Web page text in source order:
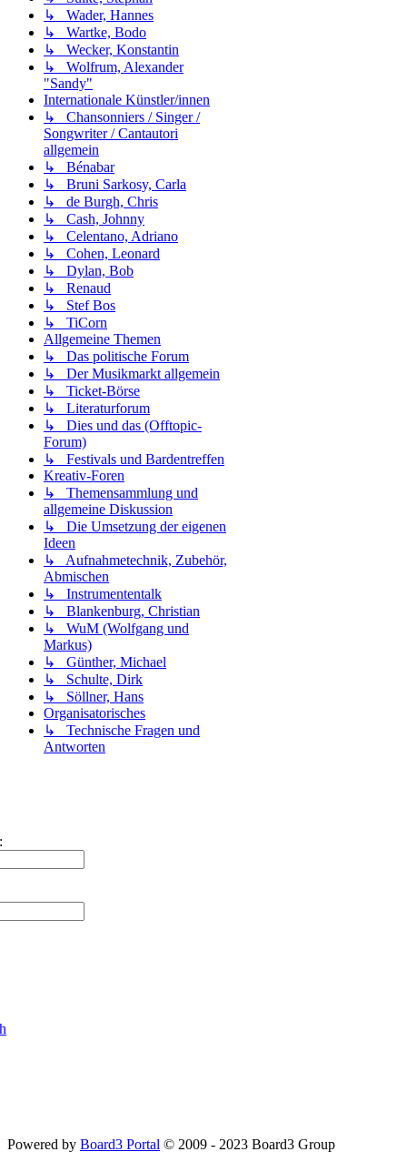
↳ Wader, Hannes
↳ Wartke, Bodo
↳ Wecker, Konstantin
↳ Wolfrum, Alexander
"Sandy"
Internationale Künstler/innen
↳ Chansonniers / Singer /
Songwriter / Cantautori
allgemein
↳ Bénabar
↳ Bruni Sarkosy, Carla
↳ de Burgh, Chris
↳ Cash, Johnny
↳ Celentano, Adriano
↳ Cohen, Leonard
↳ Dylan, Bob
↳ Renaud
↳ Stef Bos
↳ TiCorn
Allgemeine Themen
↳ Das politische Forum
↳ Der Musikmarkt allgemein
↳ Ticket-Börse
↳ Literaturforum
↳ Dies und das (Offtopic-
Forum)
↳ Festivals und Bardentreffen
Kreativ-Foren
↳ Themensammlung und
allgemeine Diskussion
↳ Die Umsetzung der eigenen
Ideen
↳ Aufnahmetechnik, Zubehör,
Abmischen
↳ Instrumententalk
↳ Blankenburg, Christian
↳ WuM (Wolfgang und
Markus)
↳ Günther, Michael
↳ Schulte, Dirk
↳ Söllner, Hans
Organisatorisches
↳ Technische Fragen und
Antworten
Powered by Board3 Portal © 2009 - 2023 Board3 Group